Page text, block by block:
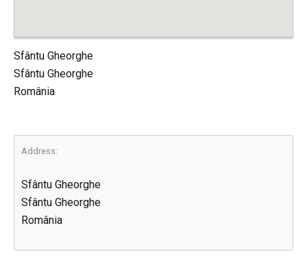
Sfântu Gheorghe
Sfântu Gheorghe
România
Address:
Sfântu Gheorghe
Sfântu Gheorghe
România